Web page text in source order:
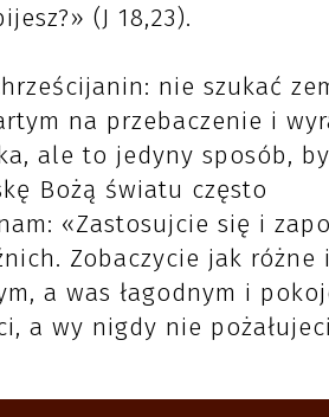
(J 18,23).
nie szukać
na przebaczenie i
ale to jedyny sposób, by
Bożą światu często
«Zastosujcie się i
Zobaczycie jak różne
a was łagodnym i
a wy nigdy nie